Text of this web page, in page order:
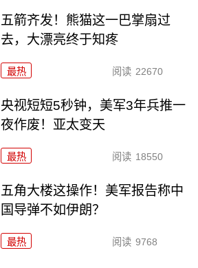
五箭齐发！熊猫这一巴掌扇过
去，大漂亮终于知疼
最热 阅读 22670
央视短短5秒钟，美军3年兵推一
夜作废！亚太变天
最热 阅读 18550
五角大楼这操作！美军报告称中
国导弹不如伊朗？
最热 阅读 9768